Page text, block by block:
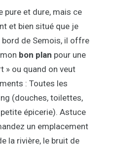
pure et dure, mais ce
et bien situé que je
bord de Semois, il offre
bon plan pour une
» ou quand on veut
: Toutes les
(douches, toilettes,
épicerie). Astuce
un emplacement
la rivière, le bruit de